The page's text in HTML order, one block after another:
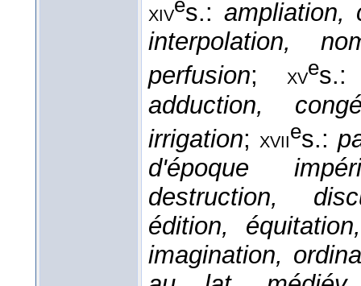
xives.: ampliation,
interpolation,
perfusion;xve
adduction,
irrigation; xviies.:
d'époque
destruction,
édition,
imagination,